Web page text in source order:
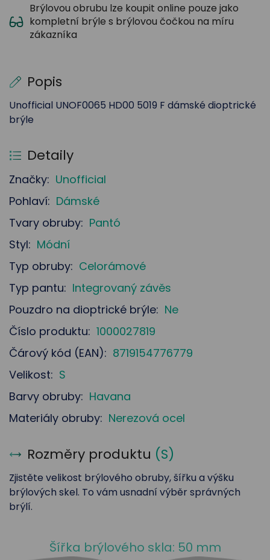
Popis
Unofficial UNOF0065 HD00 5019 F dámské dioptrické
brýle
Detaily
Značky: Unofficial
Pohlaví: Dámské
Tvary obruby: Pantó
Styl: Módní
Typ obruby: Celorámové
Typ pantu: Integrovaný závěs
Pouzdro na dioptrické brýle: Ne
Číslo produktu: 1000027819
Čárový kód (EAN): 8719154776779
Velikost: S
Barvy obruby: Havana
Materiály obruby: Nerezová ocel
Rozměry produktu (S)
Zjistěte velikost brýlového obruby, šířku a výšku
brýlových skel. To vám usnadní výběr správných
brýlí.
Šířka brýlového skla: 50 mm
Brýlovou obrubu lze koupit online pouze jako
kompletní brýle s brýlovou čočkou na míru
zákazníka